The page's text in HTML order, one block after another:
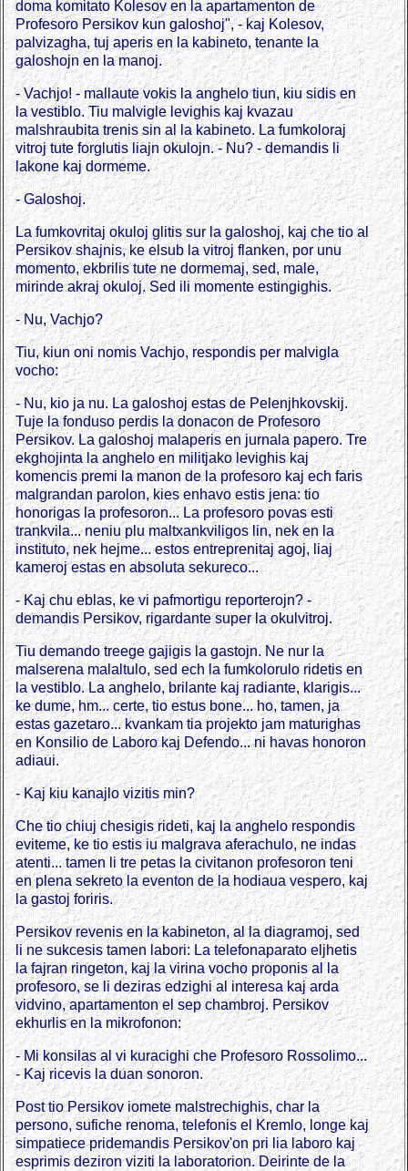
doma komitato Kolesov en la apartamenton de
Profesoro Persikov kun galoshoj", - kaj Kolesov,
palvizagha, tuj aperis en la kabineto, tenante la
galoshojn en la manoj.
- Vachjo! - mallaute vokis la anghelo tiun, kiu sidis en
la vestiblo. Tiu malvigle levighis kaj kvazau
malshraubita trenis sin al la kabineto. La fumkoloraj
vitroj tute forglutis liajn okulojn. - Nu? - demandis li
lakone kaj dormeme.
- Galoshoj.
La fumkovritaj okuloj glitis sur la galoshoj, kaj che tio al
Persikov shajnis, ke elsub la vitroj flanken, por unu
momento, ekbrilis tute ne dormemaj, sed, male,
mirinde akraj okuloj. Sed ili momente estingighis.
- Nu, Vachjo?
Tiu, kiun oni nomis Vachjo, respondis per malvigla
vocho:
- Nu, kio ja nu. La galoshoj estas de Pelenjhkovskij.
Tuje la fonduso perdis la donacon de Profesoro
Persikov. La galoshoj malaperis en jurnala papero. Tre
ekghojinta la anghelo en militjako levighis kaj
komencis premi la manon de la profesoro kaj ech faris
malgrandan parolon, kies enhavo estis jena: tio
honorigas la profesoron... La profesoro povas esti
trankvila... neniu plu maltxankviligos lin, nek en la
instituto, nek hejme... estos entreprenitaj agoj, liaj
kameroj estas en absoluta sekureco...
- Kaj chu eblas, ke vi pafmortigu reporterojn? -
demandis Persikov, rigardante super la okulvitroj.
Tiu demando treege gajigis la gastojn. Ne nur la
malserena malaltulo, sed ech la fumkolorulo ridetis en
la vestiblo. La anghelo, brilante kaj radiante, klarigis...
ke dume, hm... certe, tio estus bone... ho, tamen, ja
estas gazetaro... kvankam tia projekto jam maturighas
en Konsilio de Laboro kaj Defendo... ni havas honoron
adiaui.
- Kaj kiu kanajlo vizitis min?
Che tio chiuj chesigis rideti, kaj la anghelo respondis
eviteme, ke tio estis iu malgrava aferachulo, ne indas
atenti... tamen li tre petas la civitanon profesoron teni
en plena sekreto la eventon de la hodiaua vespero, kaj
la gastoj foriris.
Persikov revenis en la kabineton, al la diagramoj, sed
li ne sukcesis tamen labori: La telefonaparato eljhetis
la fajran ringeton, kaj la virina vocho proponis al la
profesoro, se li deziras edzighi al interesa kaj arda
vidvino, apartamenton el sep chambroj. Persikov
ekhurlis en la mikrofonon:
- Mi konsilas al vi kuracighi che Profesoro Rossolimo...
- Kaj ricevis la duan sonoron.
Post tio Persikov iomete malstrechighis, char la
persono, sufiche renoma, telefonis el Kremlo, longe kaj
simpatiece pridemandis Persikov'on pri lia laboro kaj
esprimis deziron viziti la laboratorion. Deirinte de la